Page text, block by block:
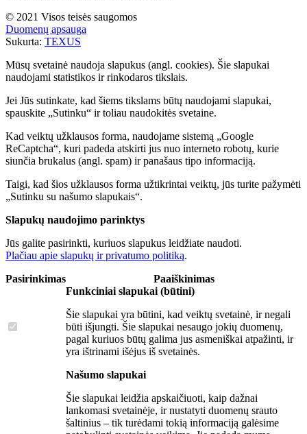
© 2021 Visos teisės saugomos
Duomenų apsauga
Sukurta: TEXUS
Mūsų svetainė naudoja slapukus (angl. cookies). Šie slapukai
naudojami statistikos ir rinkodaros tikslais.
Jei Jūs sutinkate, kad šiems tikslams būtų naudojami slapukai,
spauskite „Sutinku“ ir toliau naudokitės svetaine.
Kad veiktų užklausos forma, naudojame sistemą „Google
ReCaptcha“, kuri padeda atskirti jus nuo interneto robotų, kurie
siunčia brukalus (angl. spam) ir panašaus tipo informaciją.
Taigi, kad šios užklausos forma užtikrintai veiktų, jūs turite pažymėti
„Sutinku su našumo slapukais“.
Slapukų naudojimo parinktys
Jūs galite pasirinkti, kuriuos slapukus leidžiate naudoti.
Plačiau apie slapukų ir privatumo politiką.
Pasirinkimas
Paaiškinimas
Funkciniai slapukai (būtini)
Šie slapukai yra būtini, kad veiktų svetainė, ir negali
būti išjungti. Šie slapukai nesaugo jokių duomenų,
pagal kuriuos būtų galima jus asmeniškai atpažinti, ir
yra ištrinami išėjus iš svetainės.
Našumo slapukai
Šie slapukai leidžia apskaičiuoti, kaip dažnai
lankomasi svetainėje, ir nustatyti duomenų srauto
šaltinius – tik turėdami tokią informaciją galėsime